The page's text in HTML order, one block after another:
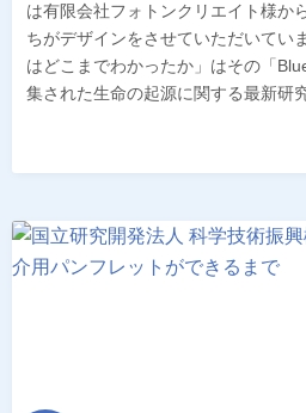
は有限会社フォトンクリエイト様か
ちがデザインをさせていただいてい
はどこまでわかったか」はその「
集された生命の起源に関する最新研